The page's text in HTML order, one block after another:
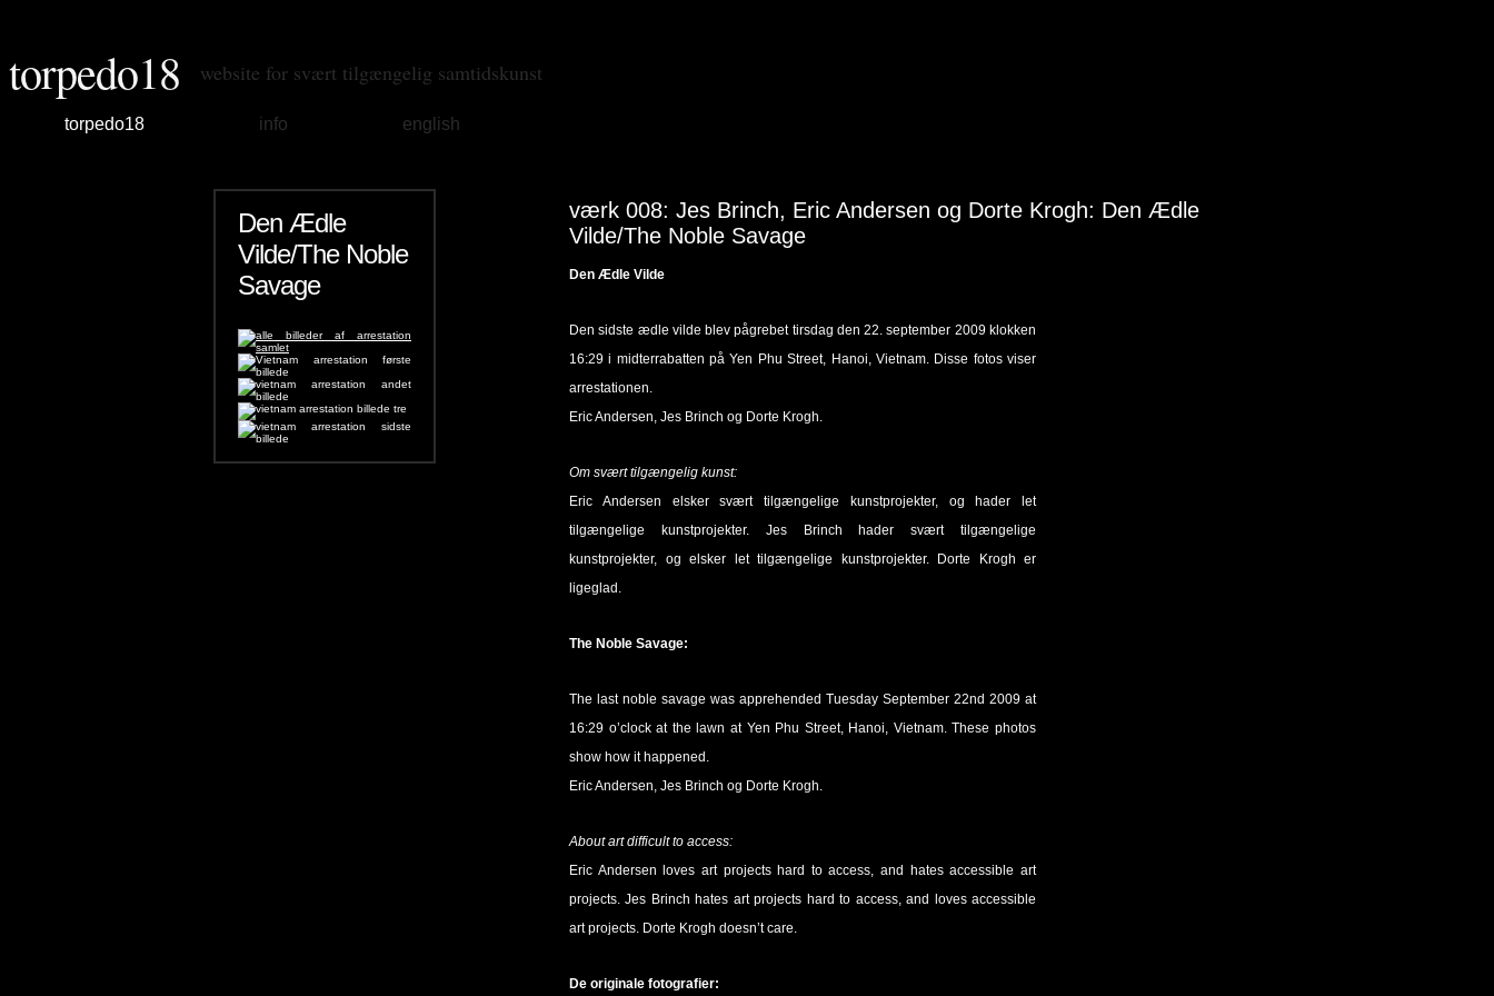
torpedo18 website for svært tilgængelig samtidskunst
torpedo18 info english
Den Ædle
Vilde/The Noble
Savage
værk 008: Jes Brinch, Eric Andersen og Dorte Krogh: Den Ædle
Vilde/The Noble Savage
Den Ædle Vilde
Den sidste ædle vilde blev pågrebet tirsdag den 22. september 2009 klokken
16:29 i midterrabatten på Yen Phu Street, Hanoi, Vietnam. Disse fotos viser
arrestationen.
Eric Andersen, Jes Brinch og Dorte Krogh.
Om svært tilgængelig kunst:
Eric Andersen elsker svært tilgængelige kunstprojekter, og hader let
tilgængelige kunstprojekter. Jes Brinch hader svært tilgængelige
kunstprojekter, og elsker let tilgængelige kunstprojekter. Dorte Krogh er
ligeglad.
The Noble Savage:
The last noble savage was apprehended Tuesday September 22nd 2009 at
16:29 o’clock at the lawn at Yen Phu Street, Hanoi, Vietnam. These photos
show how it happened.
Eric Andersen, Jes Brinch og Dorte Krogh.
About art difficult to access:
Eric Andersen loves art projects hard to access, and hates accessible art
projects. Jes Brinch hates art projects hard to access, and loves accessible
art projects. Dorte Krogh doesn’t care.
De originale fotografier: